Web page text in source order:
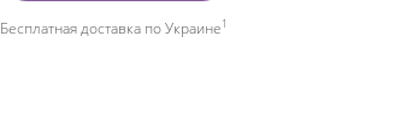
Бесплатная доставка по Украине1